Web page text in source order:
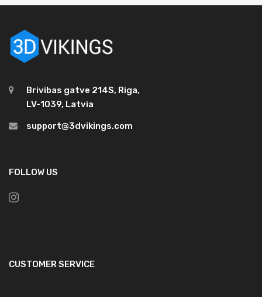
Brivibas gatve 214S, Riga,
LV-1039, Latvia
support@3dvikings.com
FOLLOW US
CUSTOMER SERVICE